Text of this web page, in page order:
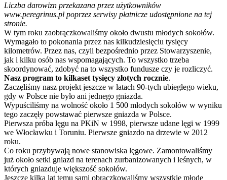
Liczba darowizn przekazana przez użytkowników
www.peregrinus.pl poprzez serwisy płatnicze udostępnione na tej
stronie.
W tym roku zaobrączkowaliśmy około dwustu młodych sokołów.
Wymagało to pokonania przez nas kilkudziesięciu tysięcy
kilometrów. Przez nas, czyli bezpośrednio przez Stowarzyszenie,
jak i kilku osób nas wspomagających. To wszystko trzeba
skoordynować, zdobyć na to wszystko fundusze czy je rozliczyć.
Nasz program to kilkaset tysięcy złotych rocznie.
Zaczęliśmy nasz projekt jeszcze w latach 90-tych ubiegłego wieku,
gdy w Polsce nie było ani jednego gniazda.
Wypuściliśmy na wolność około 1 500 młodych sokołów w wyniku
tego zaczęły powstawać pierwsze gniazda w Polsce.
Pierwsza próba lęgu na PKiN w 1998, pierwsze udane lęgi w 1999
we Włocławku i Toruniu. Pierwsze gniazdo na drzewie w 2012
roku.
Co roku przybywają nowe stanowiska lęgowe. Zamontowaliśmy
już około setki gniazd na terenach zurbanizowanych i leśnych, w
których gniazduje większość sokołów.
Jeszcze kilka lat temu sami obrączkowaliśmy wszystkie młode